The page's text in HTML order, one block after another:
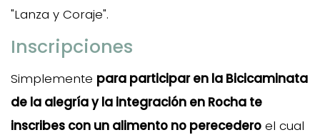
"Lanza y Coraje".
Inscripciones
Simplemente para participar en la Bicicaminata
de la alegría y la integración en Rocha te
inscribes con un alimento no perecedero el cual